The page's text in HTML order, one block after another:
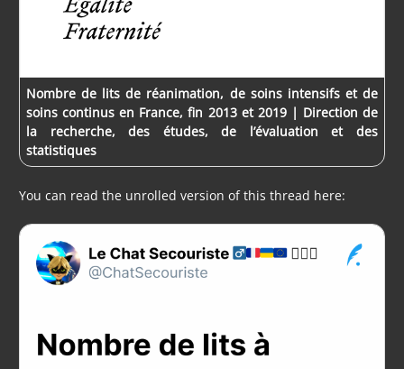
Nombre de lits de réanimation, de soins intensifs et de
soins continus en France, fin 2013 et 2019 | Direction de
la recherche, des études, de l’évaluation et des
statistiques
You can read the unrolled version of this thread here: